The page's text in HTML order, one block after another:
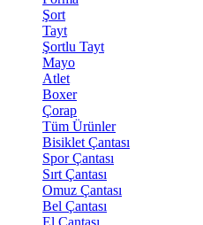
Şort
Tayt
Şortlu Tayt
Mayo
Atlet
Boxer
Çorap
Tüm Ürünler
Bisiklet Çantası
Spor Çantası
Sırt Çantası
Omuz Çantası
Bel Çantası
El Çantası